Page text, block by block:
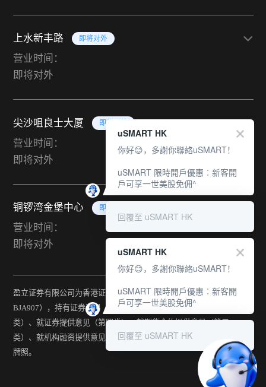
上水新丰路 即将对外
营业时间：
即将对外
尖沙咀良士大厦 即将对外
营业时间：
即将对外
铜锣湾金堡中心 即将对外
营业时间：
即将对外
盈立证券有限公司为香港证监会持牌法团（中央编号：
BJA907），持有证券交易（第一类）、期货合约交易（第二
类）、就证券提供意见（第四类）、就期货合约提供意见（第五
类）、就机构融资提供意见（第六类）及提供资产管理（第九类）
牌照。
uSMART HK
你好😊，多謝你聯絡uSMART！
uSMART 限時開戶優惠︰新客開
戶可享一世美股免佣^
回覆至 uSMART HK
uSMART HK
你好😊，多謝你聯絡uSMART！
uSMART 限時開戶優惠︰新客開
戶可享一世美股免佣^
回覆至 uSMART HK